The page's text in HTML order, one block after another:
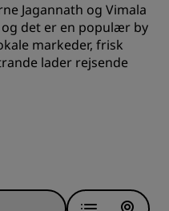
Jagannath og Vimala
og det er en populær by
markeder, frisk
lader rejsende